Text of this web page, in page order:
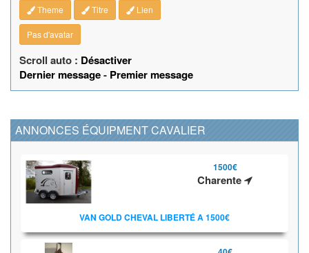
Theme Titre Lien
Pas d'avatar
Scroll auto : Désactiver
Dernier message- Premier message
ANNONCES ÉQUIPMENT CAVALIER
1500€
Charente
VAN GOLD CHEVAL LIBERTÉ A 1500€